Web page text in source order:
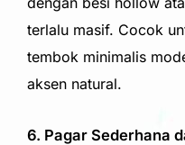
terlalu masif. Cocok
tembok minimalis
aksen natural.
6. Pagar Sederhana